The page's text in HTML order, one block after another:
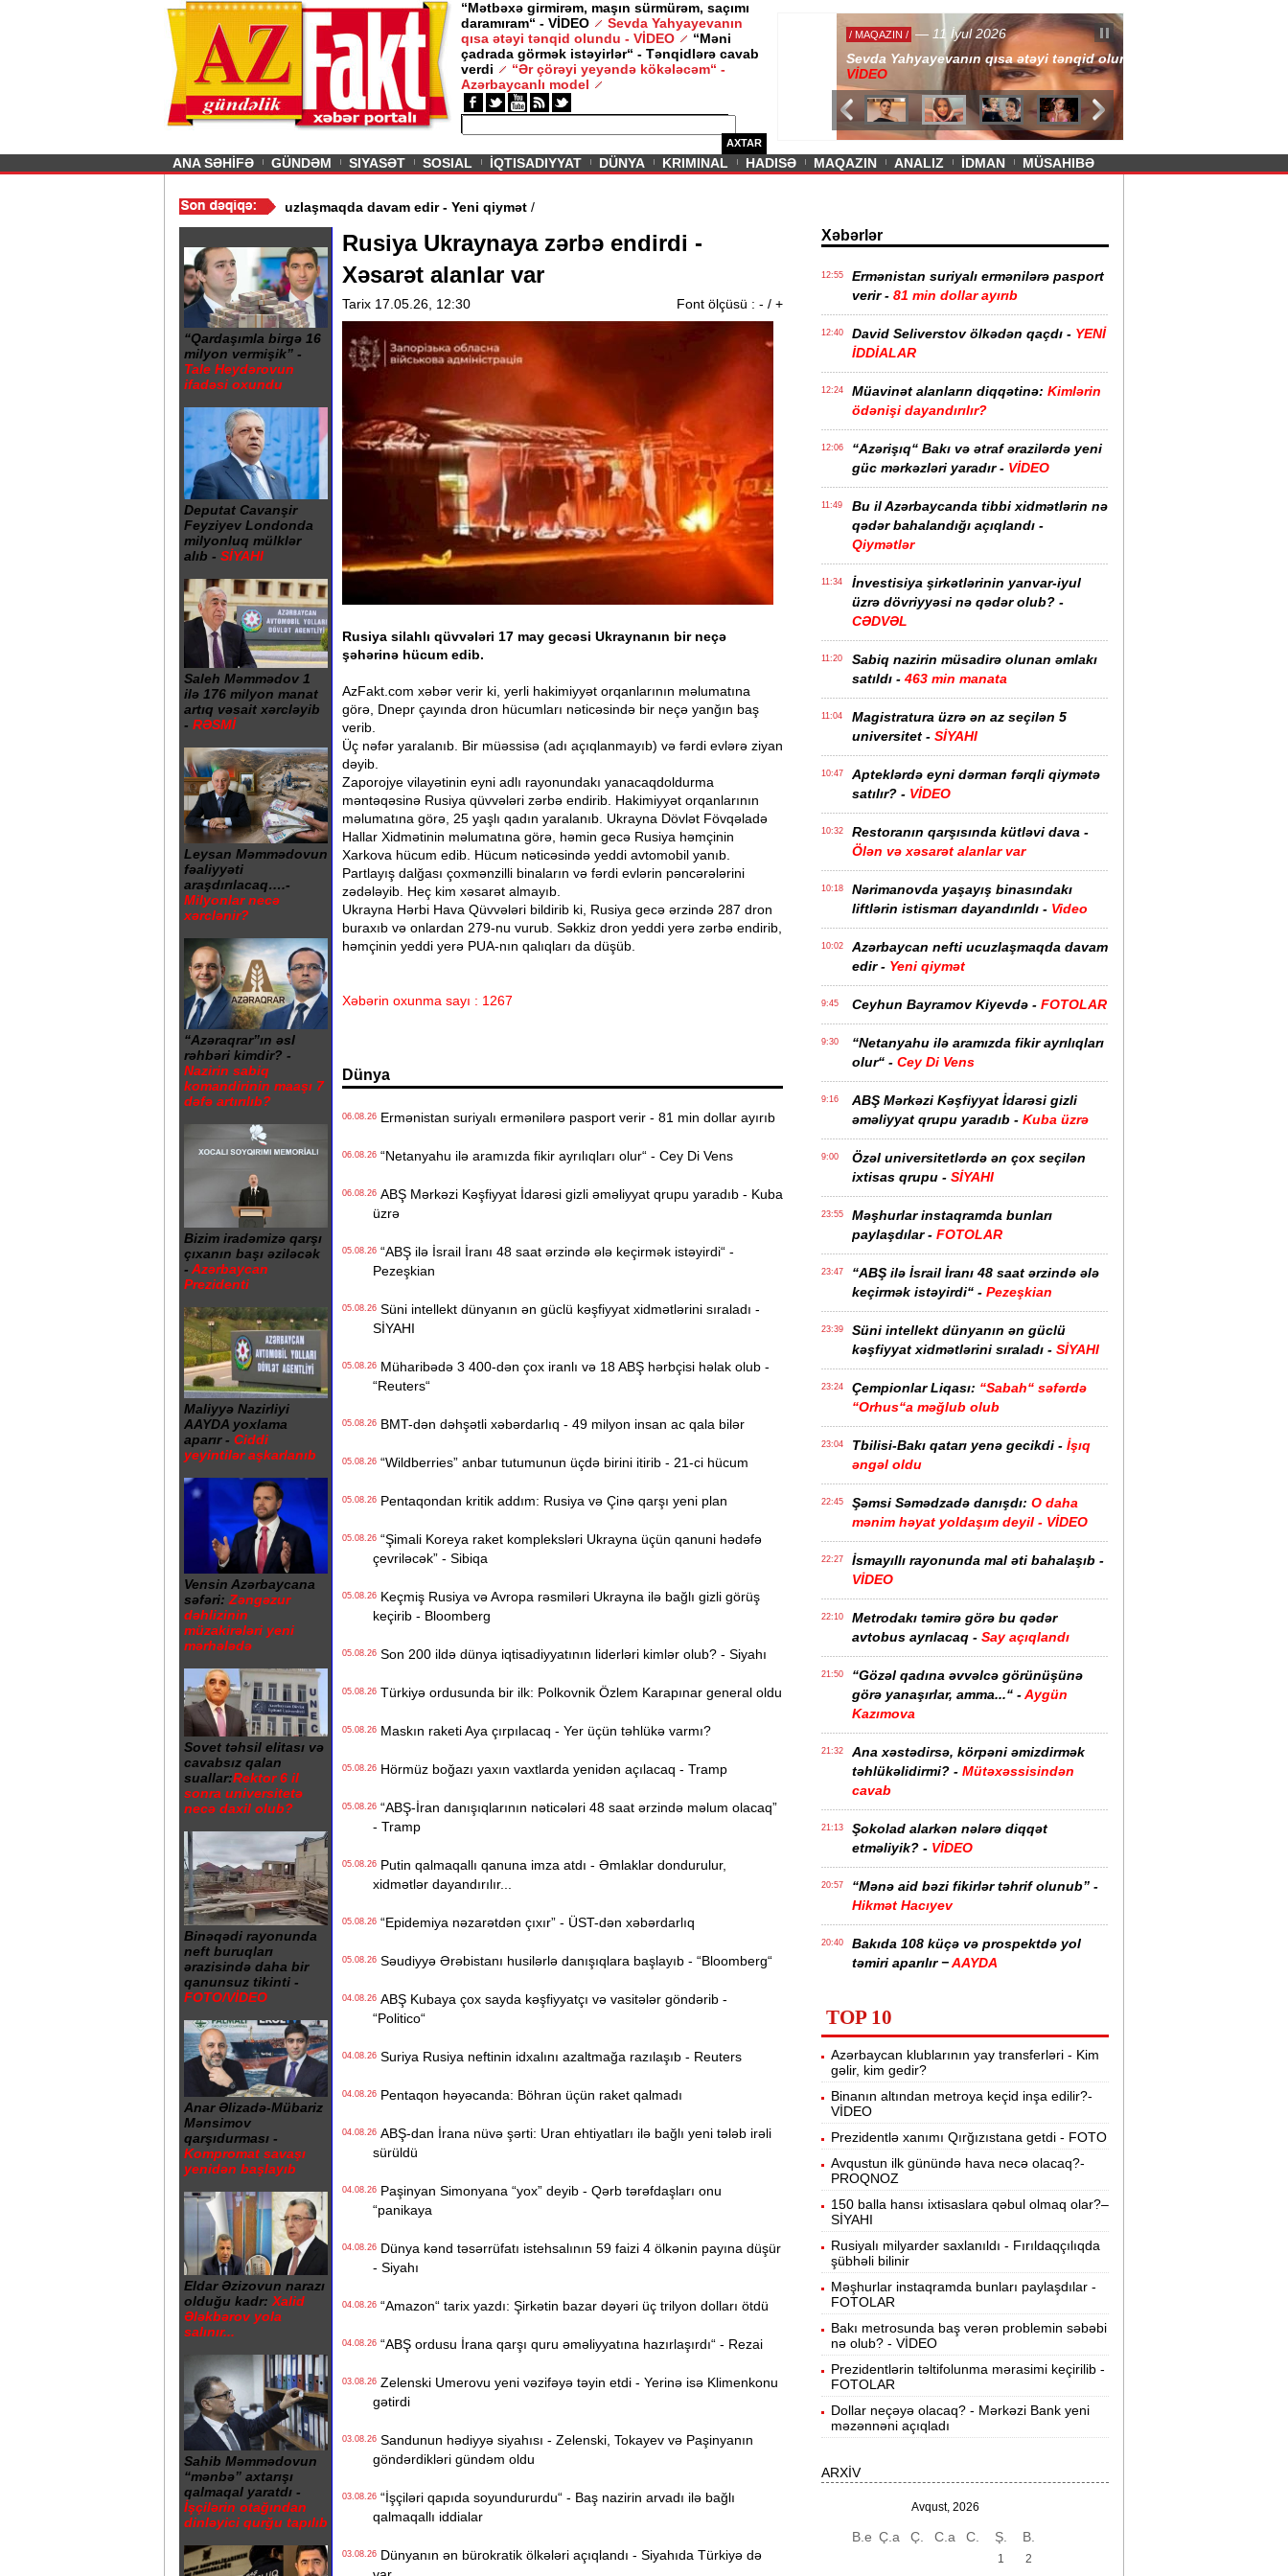
“Mətbəxə girmirəm, maşın sürmürəm, saçımı
daramıram“ - VİDEO
Sevda Yahyayevanın
qısa ətəyi tənqid olundu - VİDEO
“Məni
çadrada görmək istəyirlər“ - Tənqidlərə cavab
verdi
“Ər çörəyi yeyəndə kökələcəm“ -
Azərbaycanlı model
AXTAR
/ MAQAZIN / — 11 İyul 2026
Sevda Yahyayevanın qısa ətəyi tənqid olundu -
Previous
ANA SƏHİFƏ GÜNDƏM SIYASƏT SOSIAL İQTISADIYYAT DÜNYA KRIMINAL HADISƏ MAQAZIN ANALIZ İDMAN MÜSAHIBƏ
dayandırıldı - Video/Azərbaycan nefti ucuzlaşmaqda davam edir - Yeni qiymət
“Qardaşımla birgə 16
milyon vermişik” -
Tale Heydərovun
ifadəsi oxundu
Deputat Cavanşir
Feyziyev Londonda
milyonluq mülklər
alıb - SİYAHI
Saleh Məmmədov 1
ilə 176 milyon manat
artıq vəsait xərcləyib
- RƏSMİ
Leysan Məmmədovun
fəaliyyəti
araşdırılacaq….-
Milyonlar necə
xərclənir?
“Azəraqrar”ın əsl
rəhbəri kimdir? -
Nazirin sabiq
komandirinin maaşı 7
dəfə artırılıb?
Bizim iradəmizə qarşı
çıxanın başı əziləcək
- Azərbaycan
Prezidenti
Maliyyə Nazirliyi
AAYDA yoxlama
aparır - Ciddi
yeyintilər aşkarlanıb
Vensin Azərbaycana
səfəri: Zəngəzur
dəhlizinin
müzakirələri yeni
mərhələdə
Sovet təhsil elitası və
cavabsız qalan
suallar:Rektor 6 il
sonra universitetə
necə daxil olub?
Binəqədi rayonunda
neft buruqları
ərazisində daha bir
qanunsuz tikinti -
FOTO/VİDEO
Anar Əlizadə-Mübariz
Mənsimov
qarşıdurması -
Kompromat savaşı
yenidən başlayıb
Eldar Əzizovun narazı
olduğu kadr: Xalid
Ələkbərov yola
salınır...
Sahib Məmmədovun
“mənbə” axtarışı
qalmaqal yaratdı -
İşçilərin otağından
dinləyici qurğu tapılıb
Rusiya Ukraynaya zərbə endirdi -
Xəsarət alanlar var
Tarix 17.05.26, 12:30 Font ölçüsü : - / +
Rusiya silahlı qüvvələri 17 may gecəsi Ukraynanın bir neçə
şəhərinə hücum edib.
AzFakt.com xəbər verir ki, yerli hakimiyyət orqanlarının məlumatına
görə, Dnepr çayında dron hücumları nəticəsində bir neçə yanğın baş
verib.
Üç nəfər yaralanıb. Bir müəssisə (adı açıqlanmayıb) və fərdi evlərə ziyan
dəyib.
Zaporojye vilayətinin eyni adlı rayonundakı yanacaqdoldurma
məntəqəsinə Rusiya qüvvələri zərbə endirib. Hakimiyyət orqanlarının
məlumatına görə, 25 yaşlı qadın yaralanıb. Ukrayna Dövlət Fövqəladə
Hallar Xidmətinin məlumatına görə, həmin gecə Rusiya həmçinin
Xarkova hücum edib. Hücum nəticəsində yeddi avtomobil yanıb.
Partlayış dalğası çoxmənzilli binaların və fərdi evlərin pəncərələrini
zədələyib. Heç kim xəsarət almayıb.
Ukrayna Hərbi Hava Qüvvələri bildirib ki, Rusiya gecə ərzində 287 dron
buraxıb və onlardan 279-nu vurub. Səkkiz dron yeddi yerə zərbə endirib,
həmçinin yeddi yerə PUA-nın qalıqları da düşüb.
Xəbərin oxunma sayı : 1267
Dünya
06.08.26Ermənistan suriyalı ermənilərə pasport verir - 81 min dollar ayırıb
06.08.26“Netanyahu ilə aramızda fikir ayrılıqları olur“ - Cey Di Vens
06.08.26ABŞ Mərkəzi Kəşfiyyat İdarəsi gizli əməliyyat qrupu yaradıb - Kuba
üzrə
05.08.26“ABŞ ilə İsrail İranı 48 saat ərzində ələ keçirmək istəyirdi“ -
Pezeşkian
05.08.26Süni intellekt dünyanın ən güclü kəşfiyyat xidmətlərini sıraladı -
SİYAHI
05.08.26Müharibədə 3 400-dən çox iranlı və 18 ABŞ hərbçisi həlak olub -
“Reuters“
05.08.26BMT-dən dəhşətli xəbərdarlıq - 49 milyon insan ac qala bilər
05.08.26“Wildberries” anbar tutumunun üçdə birini itirib - 21-ci hücum
05.08.26Pentaqondan kritik addım: Rusiya və Çinə qarşı yeni plan
05.08.26“Şimali Koreya raket kompleksləri Ukrayna üçün qanuni hədəfə
çevriləcək” - Sibiqa
05.08.26Keçmiş Rusiya və Avropa rəsmiləri Ukrayna ilə bağlı gizli görüş
keçirib - Bloomberg
05.08.26Son 200 ildə dünya iqtisadiyyatının liderləri kimlər olub? - Siyahı
05.08.26Türkiyə ordusunda bir ilk: Polkovnik Özlem Karapınar general oldu
05.08.26Maskın raketi Aya çırpılacaq - Yer üçün təhlükə varmı?
05.08.26Hörmüz boğazı yaxın vaxtlarda yenidən açılacaq - Tramp
05.08.26“ABŞ-İran danışıqlarının nəticələri 48 saat ərzində məlum olacaq”
- Tramp
05.08.26Putin qalmaqallı qanuna imza atdı - Əmlaklar dondurulur,
xidmətlər dayandırılır...
05.08.26“Epidemiya nəzarətdən çıxır” - ÜST-dən xəbərdarlıq
05.08.26Səudiyyə Ərəbistanı husilərlə danışıqlara başlayıb - “Bloomberg“
04.08.26ABŞ Kubaya çox sayda kəşfiyyatçı və vasitələr göndərib -
“Politico“
04.08.26Suriya Rusiya neftinin idxalını azaltmağa razılaşıb - Reuters
04.08.26Pentaqon həyəcanda: Böhran üçün raket qalmadı
04.08.26ABŞ-dan İrana nüvə şərti: Uran ehtiyatları ilə bağlı yeni tələb irəli
sürüldü
04.08.26Paşinyan Simonyana “yox” deyib - Qərb tərəfdaşları onu
“panikaya
04.08.26Dünya kənd təsərrüfatı istehsalının 59 faizi 4 ölkənin payına düşür
- Siyahı
04.08.26“Amazon“ tarix yazdı: Şirkətin bazar dəyəri üç trilyon dolları ötdü
04.08.26“ABŞ ordusu İrana qarşı quru əməliyyatına hazırlaşırdı“ - Rezai
03.08.26Zelenski Umerovu yeni vəzifəyə təyin etdi - Yerinə isə Klimenkonu
gətirdi
03.08.26Sandunun hədiyyə siyahısı - Zelenski, Tokayev və Paşinyanın
göndərdikləri gündəm oldu
03.08.26“İşçiləri qapıda soyundururdu“ - Baş nazirin arvadı ilə bağlı
qalmaqallı iddialar
03.08.26Dünyanın ən bürokratik ölkələri açıqlandı - Siyahıda Türkiyə də
Xəbərlər
12:55
Ermənistan suriyalı ermənilərə pasport
verir - 81 min dollar ayırıb
12:40 David Seliverstov ölkədən qaçdı - YENİ
İDDİALAR
12:24 Müavinət alanların diqqətinə: Kimlərin
ödənişi dayandırılır?
12:06
“Azərişıq“ Bakı və ətraf ərazilərdə yeni
güc mərkəzləri yaradır - VİDEO
11:49
Bu il Azərbaycanda tibbi xidmətlərin nə
qədər bahalandığı açıqlandı -
Qiymətlər
11:34
İnvestisiya şirkətlərinin yanvar-iyul
üzrə dövriyyəsi nə qədər olub? -
CƏDVƏL
11:20
Sabiq nazirin müsadirə olunan əmlakı
satıldı - 463 min manata
11:04
Magistratura üzrə ən az seçilən 5
universitet - SİYAHI
10:47
Apteklərdə eyni dərman fərqli qiymətə
satılır? - VİDEO
10:32
Restoranın qarşısında kütləvi dava -
Ölən və xəsarət alanlar var
10:18
Nərimanovda yaşayış binasındakı
liftlərin istismarı dayandırıldı - Video
10:02
Azərbaycan nefti ucuzlaşmaqda davam
edir - Yeni qiymət
9:45 Ceyhun Bayramov Kiyevdə - FOTOLAR
9:30
“Netanyahu ilə aramızda fikir ayrılıqları
olur“ - Cey Di Vens
9:16
ABŞ Mərkəzi Kəşfiyyat İdarəsi gizli
əməliyyat qrupu yaradıb - Kuba üzrə
9:00
Özəl universitetlərdə ən çox seçilən
ixtisas qrupu - SİYAHI
23:55
Məşhurlar instaqramda bunları
paylaşdılar - FOTOLAR
23:47
“ABŞ ilə İsrail İranı 48 saat ərzində ələ
keçirmək istəyirdi“ - Pezeşkian
23:39
Süni intellekt dünyanın ən güclü
kəşfiyyat xidmətlərini sıraladı - SİYAHI
23:24 Çempionlar Liqası: “Sabah“ səfərdə
“Orhus“a məğlub olub
23:04 Tbilisi-Bakı qatarı yenə gecikdi - İşıq
əngəl oldu
22:45 Şəmsi Səmədzadə danışdı: O daha
mənim həyat yoldaşım deyil - VİDEO
22:27
İsmayıllı rayonunda mal əti bahalaşıb -
VİDEO
22:10
Metrodakı təmirə görə bu qədər
avtobus ayrılacaq - Say açıqlandı
21:50
“Gözəl qadına əvvəlcə görünüşünə
görə yanaşırlar, amma...“ -Aygün
Kazımova
21:32
Ana xəstədirsə, körpəni əmizdirmək
təhlükəlidirmi? - Mütəxəssisindən
cavab
21:13
Şokolad alarkən nələrə diqqət
etməliyik? - VİDEO
20:57
“Mənə aid bəzi fikirlər təhrif olunub” -
Hikmət Hacıyev
20:40
Bakıda 108 küçə və prospektdə yol
təmiri aparılır −AAYDA
fəsadlar törədə bilər -
20:06
Müharibədə 3 400-dən çox iranlı və 18
ABŞ hərbçisi həlak olub -
19:48 BMT-dən dəhşətli xəbərdarlıq -
milyon insan ac qala bilər
19:31
“Wildberries” anbar tutumunun üçdə
birini itirib -21-ci hücum
19:16
“Sea Breeze“də mənzil qiymətləri necə
dəyişir? -Qiymətlər
19:00 Bakıda ticarət mərkəzində FACİƏ:liftin
şaxtasına düşüb öldü
18:41 Pentaqondan kritik addım:
Çinə qarşı yeni plan
Naxçıvan Şəhər Poliklinikasında tibbi
arayış 60-80 manata satılır? -
VİDEO
olan ixtisaslar -SİYAHI
Abbasov çıxdı! -
Bir dələduzla bağlı
TOP 10
Azərbaycan klublarının yay transferləri - Kim
gəlir, kim gedir?
Binanın altından metroya keçid inşa edilir?-
VİDEO
Prezidentlə xanımı Qırğızıstana getdi - FOTO
Avqustun ilk günündə hava necə olacaq?-
PROQNOZ
150 balla hansı ixtisaslara qəbul olmaq olar?–
SİYAHI
Rusiyalı milyarder saxlanıldı - Fırıldaqçılıqda
şübhəli bilinir
Məşhurlar instaqramda bunları paylaşdılar -
FOTOLAR
Bakı metrosunda baş verən problemin səbəbi
nə olub? - VİDEO
Prezidentlərin təltifolunma mərasimi keçirilib -
FOTOLAR
Dollar neçəyə olacaq? - Mərkəzi Bank yeni
məzənnəni açıqladı
ARXİV
Avqust, 2026
B.e Ç.a Ç. C.a C. Ş. B.
1 2